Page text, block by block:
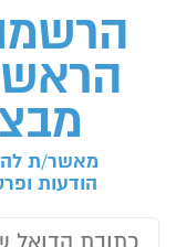
מאשר/ת
הודעות